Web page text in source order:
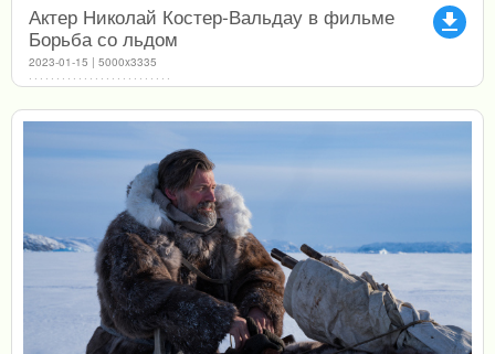
file_download
Актер Николай Костер-Вальдау в фильме
Борьба со льдом
2023-01-15 | 5000x3335